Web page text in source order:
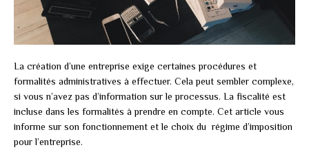
La création d’une entreprise exige certaines procédures et
formalités administratives à effectuer. Cela peut sembler complexe,
si vous n’avez pas d’information sur le processus. La fiscalité est
incluse dans les formalités à prendre en compte. Cet article vous
informe sur son fonctionnement et le choix du régime d’imposition
pour l’entreprise.